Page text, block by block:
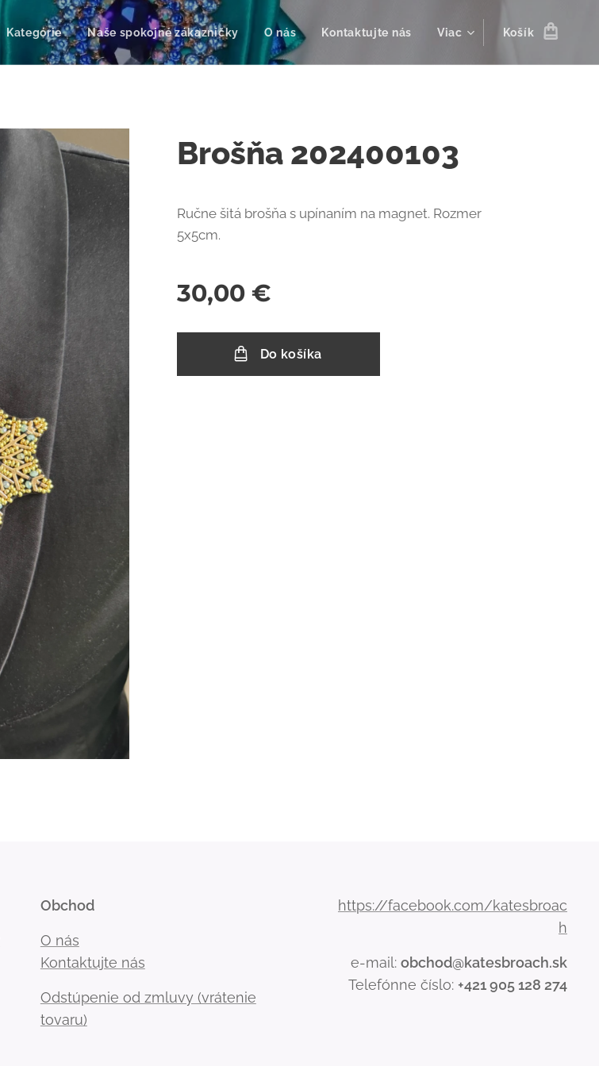
Kategórie Naše spokojné zákazníčky O nás Kontaktujte nás Viac Košík
Brošňa 202400103
Ručne šitá brošňa s upínaním na magnet. Rozmer
5x5cm.
30,00 €
Do košíka
Obchod
O nás
Kontaktujte nás
Odstúpenie od zmluvy (vrátenie
tovaru)
https://facebook.com/katesbroac
h
e-mail: obchod@katesbroach.sk
Telefónne číslo: +421 905 128 274